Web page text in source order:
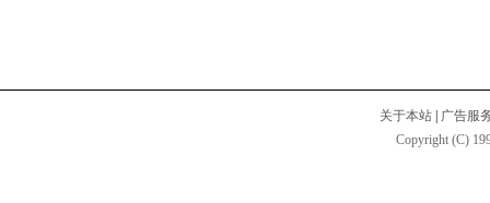
关于本站
广告服
Copyright (C)